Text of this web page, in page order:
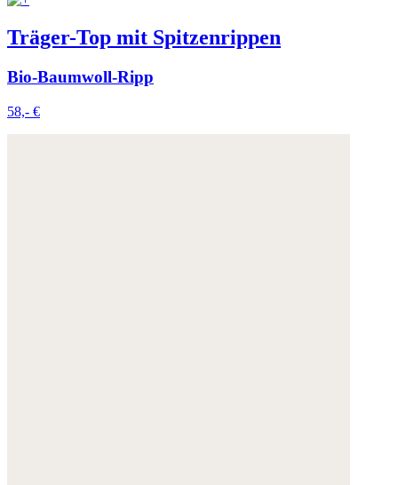
Träger-Top mit Spitzenrippen
Bio-Baumwoll-Ripp
58,- €